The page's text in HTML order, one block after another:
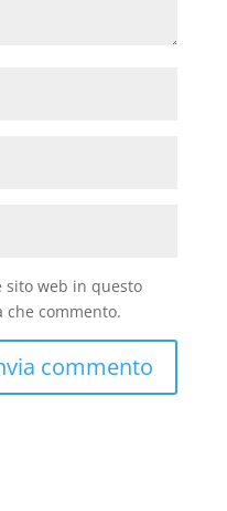
sito web in questo
che commento.